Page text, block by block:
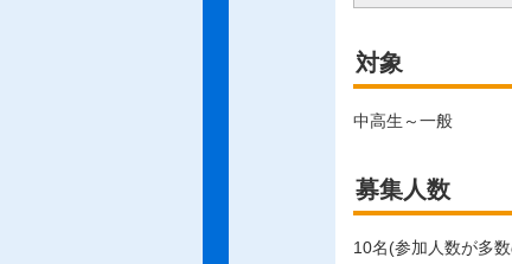
対象
中高生～一般
募集人数
10名(参加人数が多